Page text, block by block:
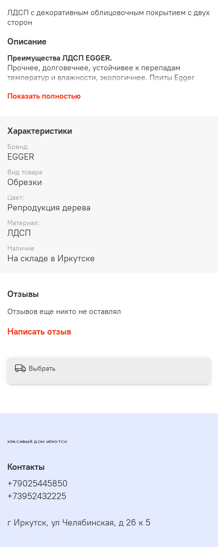
ЛДСП с декоративным облицовочным покрытием с двух
сторон
Описание
Преимущества ЛДСП EGGER.
Прочнее, долговечнее, устойчивее к перепадам
температур и влажности, экологичнее. Плиты Egger
более высокую плотность, что коренным образом
древесно-стружечных плит.
износостойкая, её трудно поцарапать. Не выцветает на
солнце.
Показать полностью
Характеристики
Бренд:
EGGER
Вид товара
Обрезки
Цвет:
Репродукция дерева
Материал:
ЛДСП
Наличие
На складе в Иркутске
Отзывы
Отзывов еще никто не оставлял
Написать отзыв
Выбрать
КРАСИВЫЙ ДОМ ИРКУТСК
Контакты
+79025445850
+73952432225
г Иркутск, ул Челябинская, д 26 к 5